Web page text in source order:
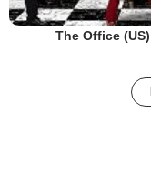
The Office (US)